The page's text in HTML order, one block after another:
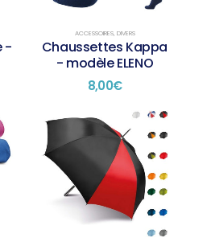
-
choisies
sur
produit
choisies
sur
produit
ACCESSOIRES, DIVERS
Chaussettes Kappa
- modèle ELENO
8,00€